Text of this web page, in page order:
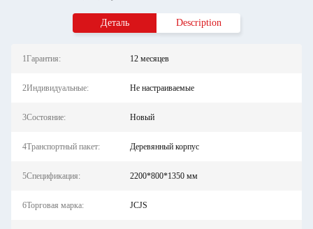
Деталь Description
1Гарантия: 12 месяцев
2Индивидуальные: Не настраиваемые
3Состояние: Новый
4Транспортный пакет: Деревянный корпус
5Спецификация: 2200*800*1350 мм
6Торговая марка: JCJS